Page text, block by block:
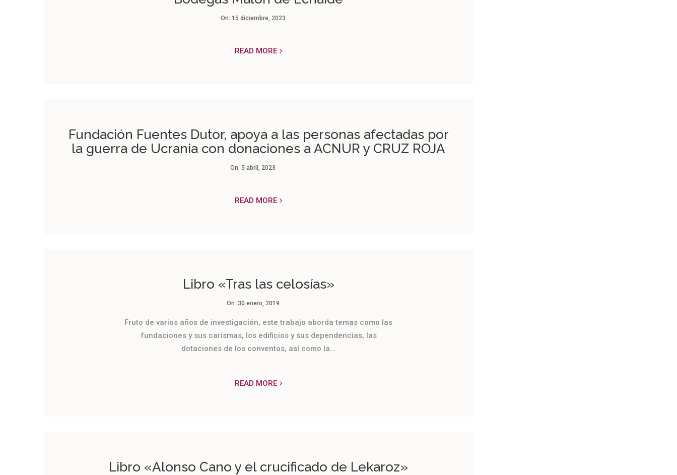
On: 15 diciembre, 2023
READ MORE
Fundación Fuentes Dutor, apoya a las personas afectadas por
la guerra de Ucrania con donaciones a ACNUR y CRUZ ROJA
On:5 abril, 2023
READ MORE
Libro «Tras las celosías»
On: 30 enero, 2019
Fruto de varios años de investigación, este trabajo aborda temas como las
fundaciones y sus carismas, los edificios y sus dependencias, las
dotaciones de los conventos, así como la...
READ MORE
Libro «Alonso Cano y el crucificado de Lekaroz»